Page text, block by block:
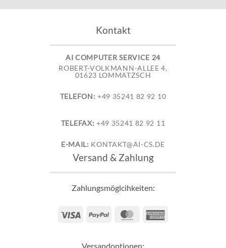
Kontakt
AI COMPUTER SERVICE 24
ROBERT-VOLKMANN-ALLEE 4,
01623 LOMMATZSCH
TELEFON: +49 35241 82 92 10
TELEFAX: +49 35241 82 92 11
E-MAIL: KONTAKT@AI-CS.DE
Versand & Zahlung
Zahlungsmöglcihkeiten:
Visa PayPal MasterCard
Versandoptionen: